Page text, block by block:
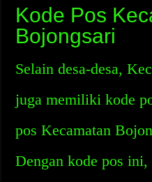
Kode Pos
Bojongsari
Selain desa-desa,
juga memiliki kode
pos Kecamatan
Dengan kode pos